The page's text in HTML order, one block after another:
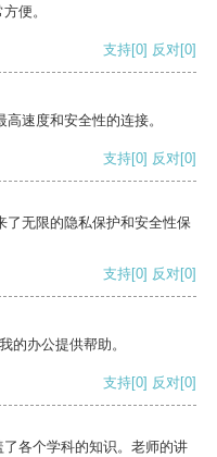
便。
支持[0] 反对[0]
速度和安全性的连接。
支持[0] 反对[0]
了无限的隐私保护和安全性保
支持[0] 反对[0]
的办公提供帮助。
支持[0] 反对[0]
各个学科的知识。老师的讲